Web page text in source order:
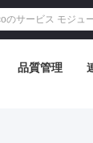
品質管理